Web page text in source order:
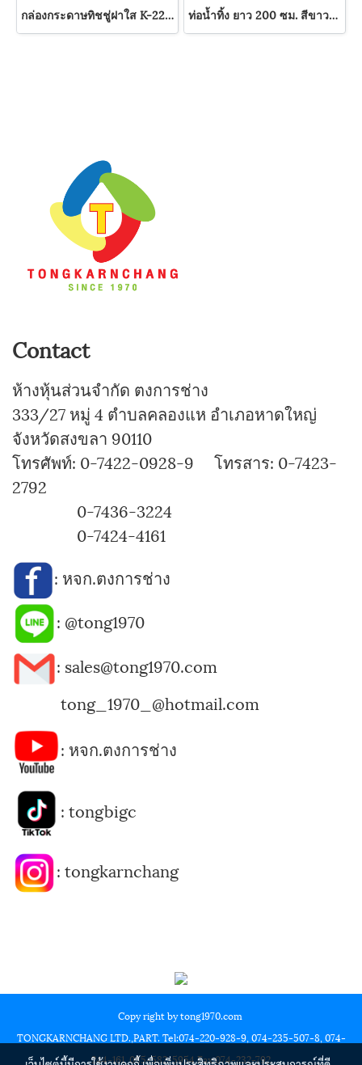
กล่องกระดาษทิชชู่ฝาใส K-220 SB ท่อน้ำทิ้ง ยาว 200 ซม. สีขาวมุก ใช้กับเครื่องซักผ้า อ่างล้างหน้า ซิงค์
Contact
ห้างหุ้นส่วนจำกัด ตงการช่าง
333/27 หมู่ 4 ตำบลคลองแห อำเภอหาดใหญ่
จังหวัดสงขลา 90110
โทรศัพท์: 0-7422-0928-9 โทรสาร: 0-7423-
2792
0-7436-3224
0-7424-4161
: หจก.ตงการช่าง
: @tong1970
: sales@tong1970.com
tong_1970_@hotmail.com
: หจก.ตงการช่าง
: tongbigc
: tongkarnchang
Copy right by tong1970.com
TONGKARNCHANG LTD.,PART. Tel:074-220-928-9, 074-235-507-8, 074-
244-161, 085-582-5954 Fax:074-232-792